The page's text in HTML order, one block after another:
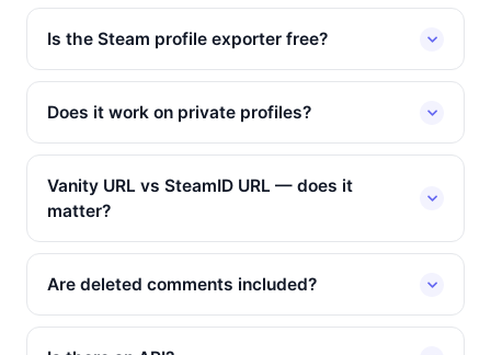
Is the Steam profile exporter free?
Does it work on private profiles?
Vanity URL vs SteamID URL — does it
matter?
Are deleted comments included?